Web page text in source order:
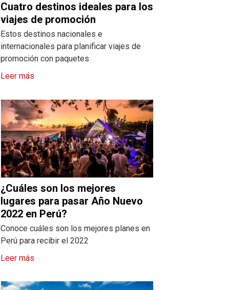
Cuatro destinos ideales para los
viajes de promoción
Estos destinos nacionales e
internacionales para planificar viajes de
promoción con paquetes
Leer más
¿Cuáles son los mejores
lugares para pasar Año Nuevo
2022 en Perú?
Conoce cuáles son los mejores planes en
Perú para recibir el 2022
Leer más